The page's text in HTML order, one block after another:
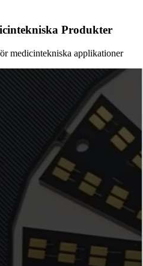
Produkter
medicintekniska applikationer